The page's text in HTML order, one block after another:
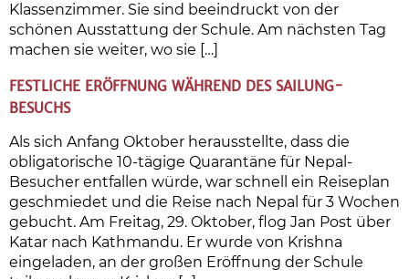
Klassenzimmer. Sie sind beeindruckt von der
schönen Ausstattung der Schule. Am nächsten Tag
machen sie weiter, wo sie […]
FESTLICHE ERÖFFNUNG WÄHREND DES SAILUNG-
BESUCHS
Als sich Anfang Oktober herausstellte, dass die
obligatorische 10-tägige Quarantäne für Nepal-
Besucher entfallen würde, war schnell ein Reiseplan
geschmiedet und die Reise nach Nepal für 3 Wochen
gebucht. Am Freitag, 29. Oktober, flog Jan Post über
Katar nach Kathmandu. Er wurde von Krishna
eingeladen, an der großen Eröffnung der Schule